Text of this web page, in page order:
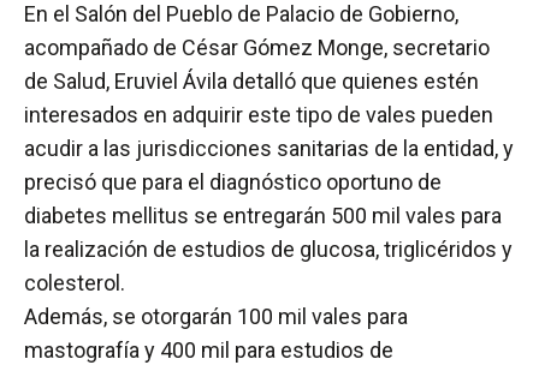
En el Salón del Pueblo de Palacio de Gobierno,
acompañado de César Gómez Monge, secretario
de Salud, Eruviel Ávila detalló que quienes estén
interesados en adquirir este tipo de vales pueden
acudir a las jurisdicciones sanitarias de la entidad, y
precisó que para el diagnóstico oportuno de
diabetes mellitus se entregarán 500 mil vales para
la realización de estudios de glucosa, triglicéridos y
colesterol.
Además, se otorgarán 100 mil vales para
mastografía y 400 mil para estudios de